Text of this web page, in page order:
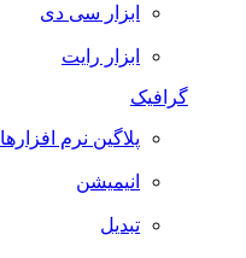
ابزار سی دی
ابزار رایت
گرافیک
پلاگین نرم افزارها
انیمیشن
تبدیل